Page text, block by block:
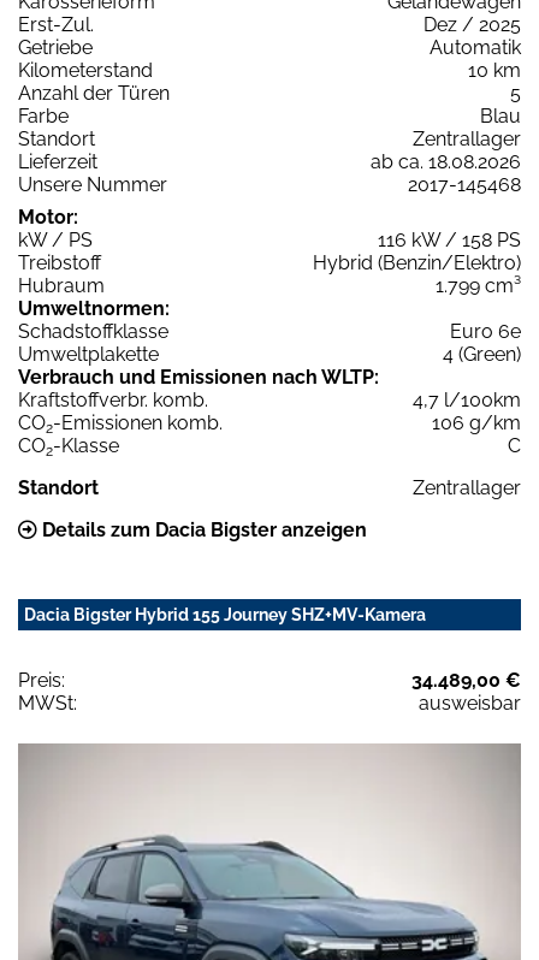
Erst-Zul.
Dez / 2025
Getriebe
Automatik
Kilometerstand
10 km
Anzahl der Türen
5
Farbe
Blau
Standort
Zentrallager
Lieferzeit
ab ca. 18.08.2026
Unsere Nummer
2017-145468
Motor:
kW / PS
116 kW / 158 PS
Treibstoff
Hybrid (Benzin/Elektro)
Hubraum
1.799 cm³
Umweltnormen:
Schadstoffklasse
Euro 6e
Umweltplakette
4 (Green)
Verbrauch und Emissionen nach WLTP:
Kraftstoffverbr. komb.
4,7 l/100km
CO2-Emissionen komb.
106 g/km
CO2-Klasse
C
Standort
Zentrallager
Details zum Dacia Bigster anzeigen
Dacia Bigster Hybrid 155 Journey SHZ+MV-Kamera
Preis:
34.489,00 €
MWSt:
ausweisbar